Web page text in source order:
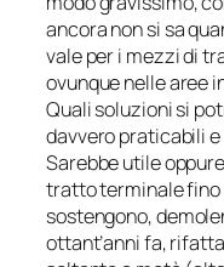
ancora non si sa
vale per i mezzi di
ovunque nelle aree
Quali soluzioni si
davvero praticabili
Sarebbe utile
tratto terminale fino
sostengono,
ottant’anni fa,